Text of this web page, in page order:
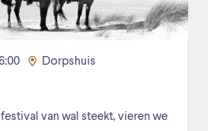
Dorpshuis
van wal steekt, vieren we